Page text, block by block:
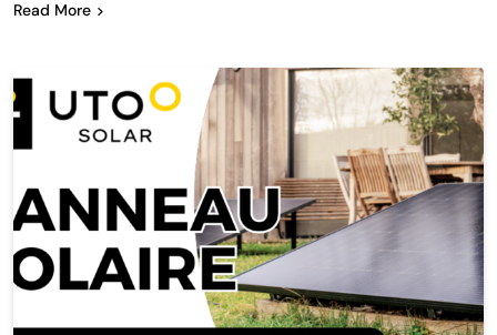
Read More